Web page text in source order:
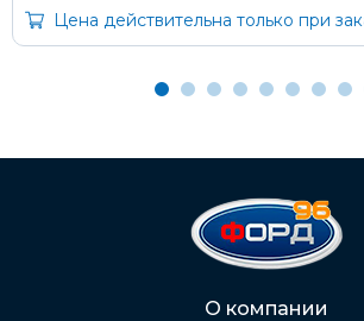
2202 2032 0805 1187
Через Интернет-банк
Цена действительна только при
О компании